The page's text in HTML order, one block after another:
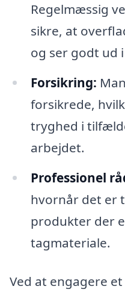
Regelmæssig
sikre, at
og ser godt ud
Forsikring:
forsikrede,
tryghed i
arbejdet.
Professionel
hvornår det er
produkter der
tagmateriale.
Ved at engagere